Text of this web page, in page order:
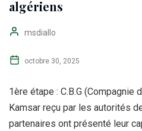
algériens
msdiallo
octobre 30, 2025
1ère étape : C.B.G (Compagnie
Kamsar reçu par les autorités
partenaires ont présenté leur